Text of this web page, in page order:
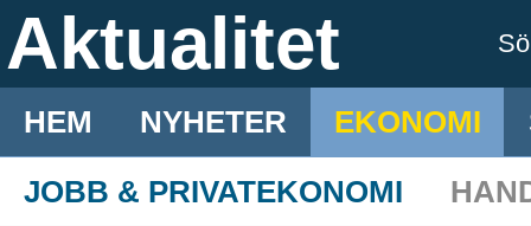
Aktualitet
HEM NYHETER EKONOMI
JOBB & PRIVATEKONOMI